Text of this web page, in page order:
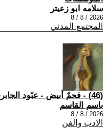
سلامه ابو زعيتر
2026 / 8 / 8
المجتمع المدني
(46) - فحمٌ أبيض - عبّود الجابريّ وامتيازُ المُفارقَة
باسم القاسم
2026 / 8 / 8
الادب والفن